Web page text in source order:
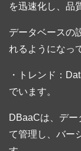
を迅速化し、品
データベースの
れるようになっ
・トレンド：
でいます。
DBaaCは、デ
て管理し、バー